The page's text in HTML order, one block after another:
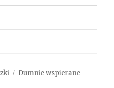
Dumnie wspierane